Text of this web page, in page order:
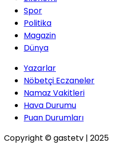
Spor
Politika
Magazin
Dünya
Yazarlar
Nöbetçi Eczaneler
Namaz Vakitleri
Hava Durumu
Puan Durumları
Copyright © gastetv | 2025